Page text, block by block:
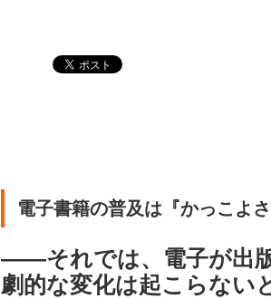
電子書籍の普及は『かっこよ
――それでは、電子が出
劇的な変化は起こらない